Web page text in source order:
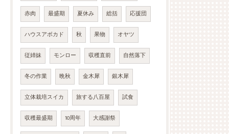
赤肉 最盛期 夏休み 総括 応援団
ハウスアボカド 秋 果物 オヤツ
従姉妹 モンロー 収穫直前 自然落下
冬の作業 晩秋 金木犀 銀木犀
立体栽培スイカ 旅する八百屋 試食
収穫最盛期 10周年 大感謝祭